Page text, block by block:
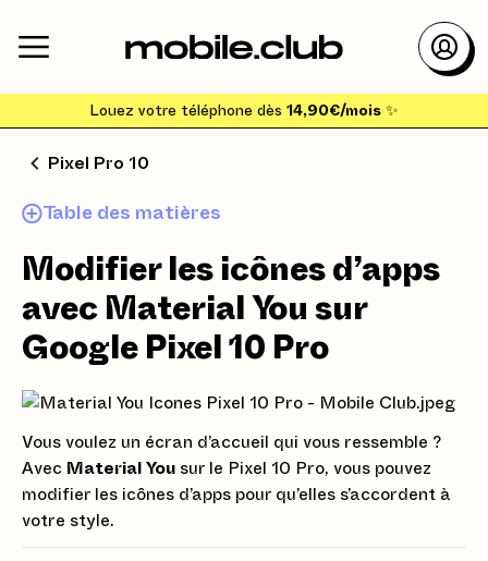
Louez votre téléphone dès 14,90€/mois ✨
Pixel Pro 10
Table des matières
Modifier les icônes d’apps
avec Material You sur
Google Pixel 10 Pro
Vous voulez un écran d’accueil qui vous ressemble ?
Avec Material You sur le Pixel 10 Pro, vous pouvez
modifier les icônes d’apps pour qu’elles s’accordent à
votre style.